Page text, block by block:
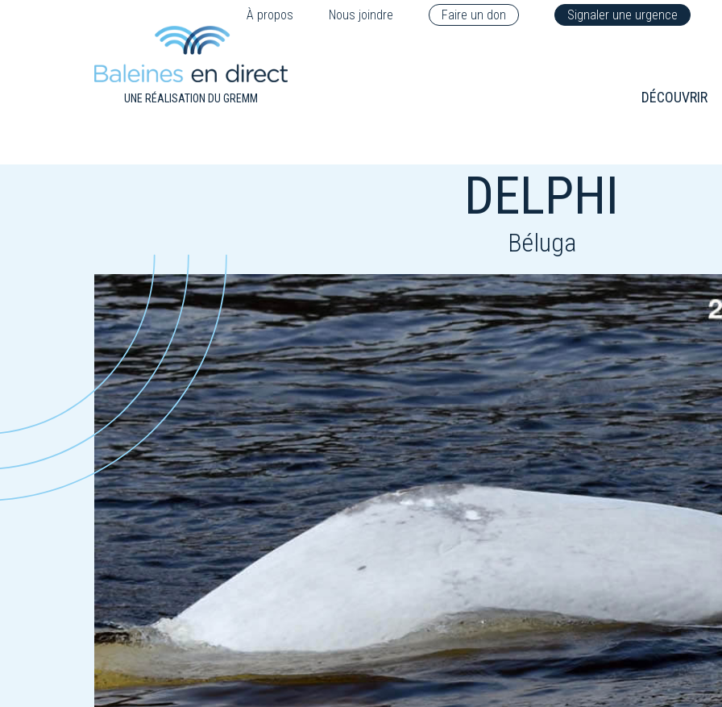
À propos Nous joindre Faire un don Signaler une urgence
UNE RÉALISATION DU GREMM DÉCOUVRIR
DELPHI
Béluga